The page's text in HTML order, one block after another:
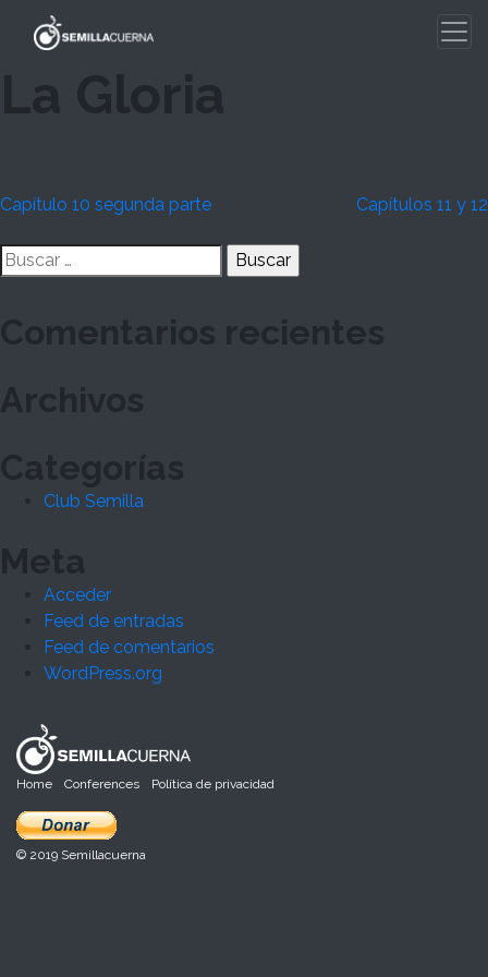
La Gloria
Navegación
de
Capítulo 10 segunda parte Capítulos 11 y 12
Buscar:
Comentarios recientes
Archivos
Categorías
Club Semilla
Meta
Acceder
Feed de entradas
Feed de comentarios
WordPress.org
Home Conferences Política de privacidad
© 2019 Semillacuerna